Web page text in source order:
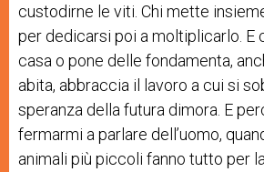
custodirne le viti. Chi mette
per dedicarsi poi a moltiplicarlo. E
casa o pone delle fondamenta,
abita, abbraccia il lavoro a cui si
speranza della futura dimora. E
fermarmi a parlare dell’uomo,
animali più piccoli fanno tutto per